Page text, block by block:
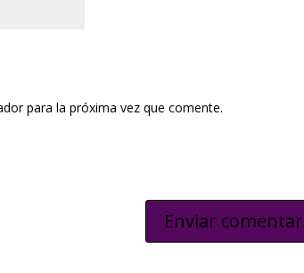
para la próxima vez que comente.